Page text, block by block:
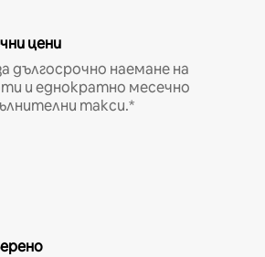
цени
дългосрочно наемане на
и еднократно месечно
такси.*